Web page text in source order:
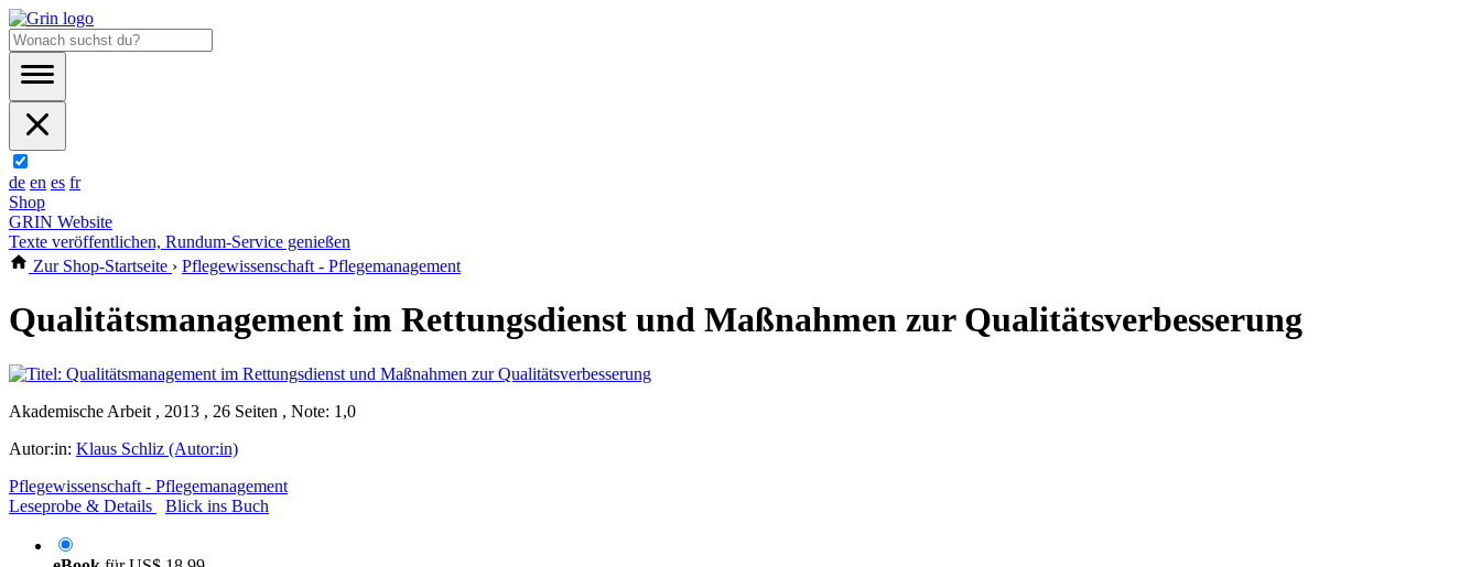
de en es fr
Shop
GRIN Website
Texte veröffentlichen, Rundum-Service genießen
Zur Shop-Startseite › Pflegewissenschaft - Pflegemanagement
Qualitätsmanagement im Rettungsdienst und Maßnahmen zur Qualitätsverbesserung
Akademische Arbeit , 2013 , 26 Seiten , Note: 1,0
Autor:in: Klaus Schliz (Autor:in)
Pflegewissenschaft - Pflegemanagement
Leseprobe & Details
Blick ins Buch